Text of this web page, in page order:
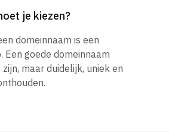
je kiezen?
domeinnaam is een
Een goede domeinnaam
maar duidelijk, uniek en